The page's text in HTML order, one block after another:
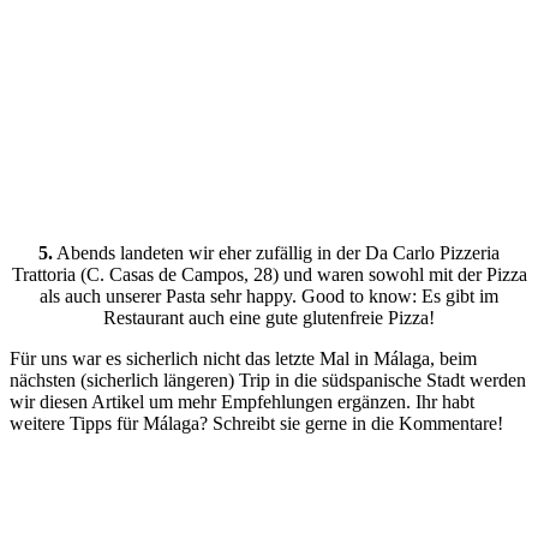
5. Abends landeten wir eher zufällig in der Da Carlo Pizzeria
Trattoria (C. Casas de Campos, 28) und waren sowohl mit der Pizza
als auch unserer Pasta sehr happy. Good to know: Es gibt im
Restaurant auch eine gute glutenfreie Pizza!
Für uns war es sicherlich nicht das letzte Mal in Málaga, beim
nächsten (sicherlich längeren) Trip in die südspanische Stadt werden
wir diesen Artikel um mehr Empfehlungen ergänzen. Ihr habt
weitere Tipps für Málaga? Schreibt sie gerne in die Kommentare!